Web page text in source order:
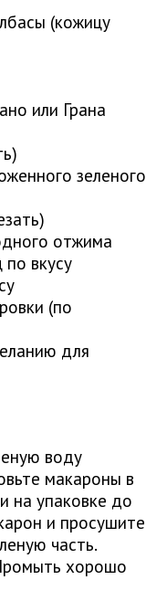
(кожицу
или Грана
зеленого
отжима
вкусу
(по
для
воду
макароны в
на упаковке до
и просушите
часть.
хорошо